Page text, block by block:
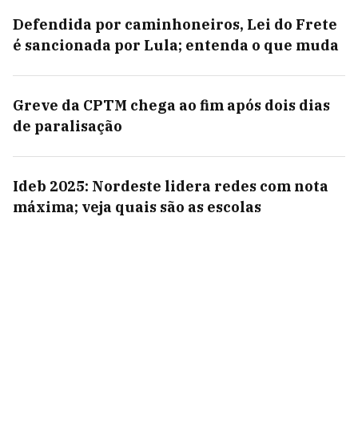
Defendida por caminhoneiros, Lei do Frete
é sancionada por Lula; entenda o que muda
Greve da CPTM chega ao fim após dois dias
de paralisação
Ideb 2025: Nordeste lidera redes com nota
máxima; veja quais são as escolas